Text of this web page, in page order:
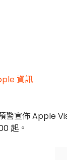
資訊
宣佈 Apple
起。